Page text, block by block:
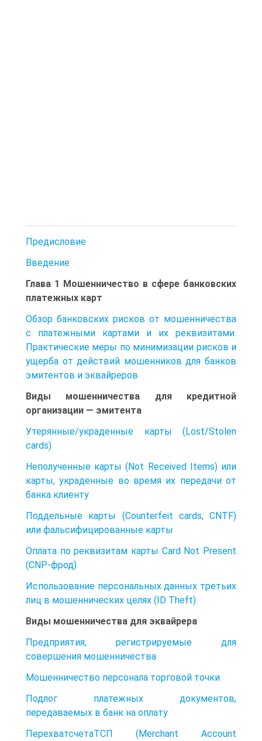
Предисловие
Введение
Глава 1 Мошенничество в сфере банковских
платежных карт
Обзор банковских рисков от мошенничества
с платежными картами и их реквизитами.
Практические меры по минимизации рисков и
ущерба от действий мошенников для банков
эмитентов и эквайреров
Виды мошенничества для кредитной
организации — эмитента
Утерянные/украденные карты (Lost/Stolen
cards)
Неполученные карты (Not Received Items) или
карты, украденные во время их передачи от
банка клиенту
Поддельные карты (Counterfeit cards, CNTF)
или фальсифицированные карты
Оплата по реквизитам карты Card Not Present
(CNP-фрод)
Использование персональных данных третьих
лиц в мошеннических целях (ID Theft)
Виды мошенничества для эквайрера
Предприятия, регистрируемые для
совершения мошенничества
Мошенничество персонала торговой точки
Подлог платежных документов,
передаваемых в банк на оплату
ПерехватсчетаТСП (Merchant Account